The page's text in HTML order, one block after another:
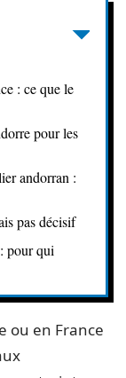
: ce que le
pour les
andorran :
pas décisif
pour qui
ou en France